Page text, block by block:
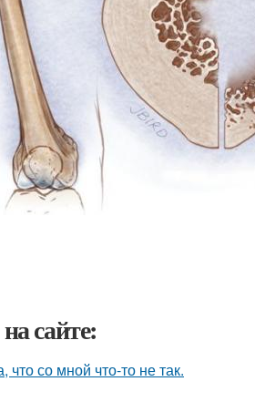
сайте:
со мной что-то не так.